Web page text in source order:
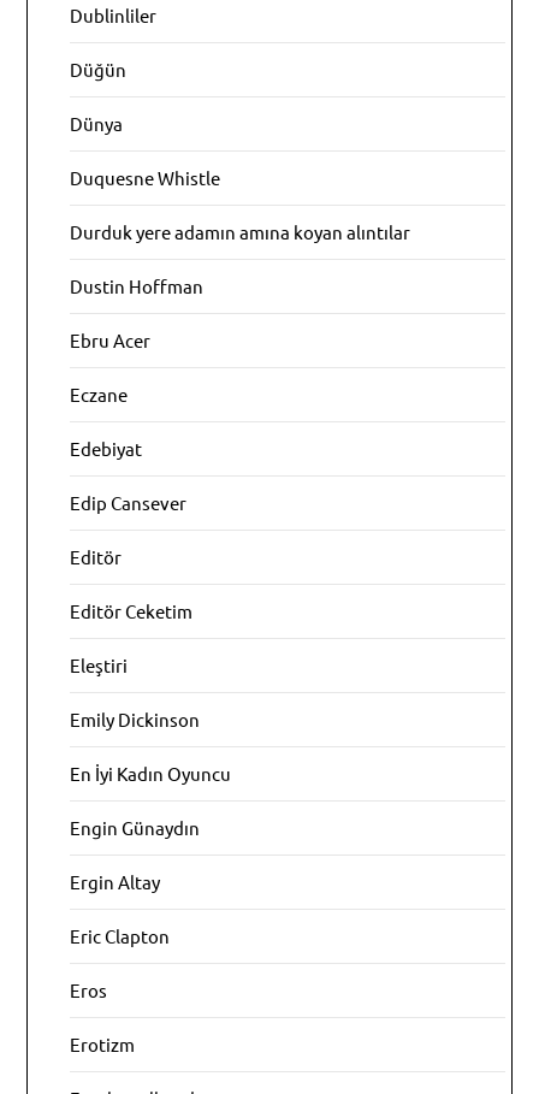
Dublinliler
Düğün
Dünya
Duquesne Whistle
Durduk yere adamın amına koyan alıntılar
Dustin Hoffman
Ebru Acer
Eczane
Edebiyat
Edip Cansever
Editör
Editör Ceketim
Eleştiri
Emily Dickinson
En İyi Kadın Oyuncu
Engin Günaydın
Ergin Altay
Eric Clapton
Eros
Erotizm